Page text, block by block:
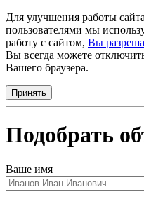
Для улучшения работы
пользователями мы
работу с сайтом, Вы
Вы всегда можете
Вашего браузера.
Принять
Подобрать
Ваше имя